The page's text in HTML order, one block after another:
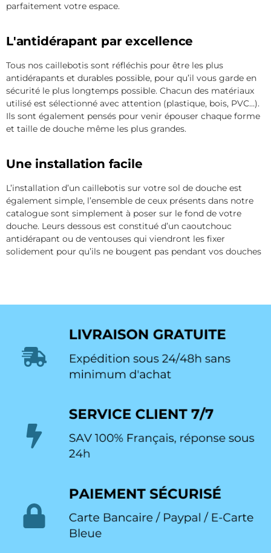
parfaitement votre espace.
L'antidérapant par excellence
Tous nos caillebotis sont réfléchis pour être les plus
antidérapants et durables possible, pour qu’il vous garde en
sécurité le plus longtemps possible. Chacun des matériaux
utilisé est sélectionné avec attention (plastique, bois, PVC…).
Ils sont également pensés pour venir épouser chaque forme
et taille de douche même les plus grandes.
Une installation facile
L’installation d’un caillebotis sur votre sol de douche est
également simple, l’ensemble de ceux présents dans notre
catalogue sont simplement à poser sur le fond de votre
douche. Leurs dessous est constitué d’un caoutchouc
antidérapant ou de ventouses qui viendront les fixer
solidement pour qu’ils ne bougent pas pendant vos douches